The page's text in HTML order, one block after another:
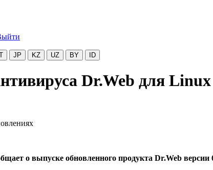
JP KZ UZ BY ID
Dr.Web для Linux
о выпуске обновленного продукта Dr.Web версии